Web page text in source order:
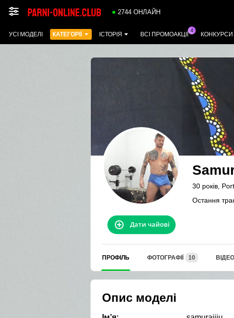
2744 ОНЛАЙН
УСІ МОДЕЛІ КАТЕГОРІЇ ІСТОРІЯ ВСІ ПРОМОАКЦІЇ КОНКУРСИ
30 років,
Остання
Дати чайові
ПРОФІЛЬ ФОТОГРАФІЇ 10
Опис моделі